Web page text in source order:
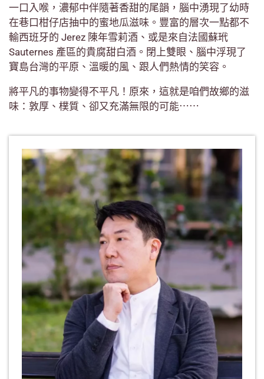
一口入喉，濃郁中伴隨著香甜的尾韻，腦中湧現了幼時
在巷口柑仔店抽中的蜜地瓜滋味。豐富的層次一點都不
輸西班牙的 Jerez 陳年雪莉酒、或是來自法國蘇玳
Sauternes 產區的貴腐甜白酒。閉上雙眼、腦中浮現了
寶島台灣的平原、溫暖的風、跟人們熱情的笑容。
將平凡的事物變得不平凡！原來，這就是咱們故鄉的滋
味：敦厚、樸質、卻又充滿無限的可能⋯⋯